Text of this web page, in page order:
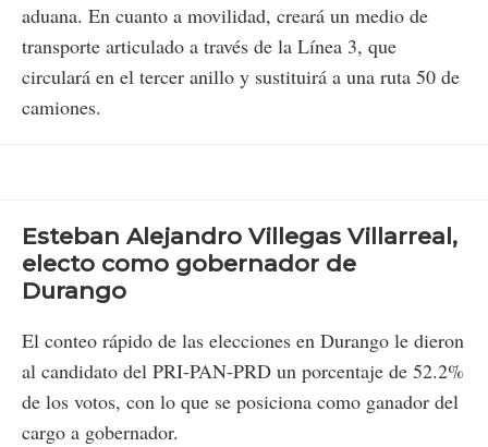
aduana. En cuanto a movilidad, creará un medio de
transporte articulado a través de la Línea 3, que
circulará en el tercer anillo y sustituirá a una ruta 50 de
camiones.
Esteban Alejandro Villegas Villarreal,
electo como gobernador de
Durango
El conteo rápido de las elecciones en Durango le dieron
al candidato del PRI-PAN-PRD un porcentaje de 52.2%
de los votos, con lo que se posiciona como ganador del
cargo a gobernador.